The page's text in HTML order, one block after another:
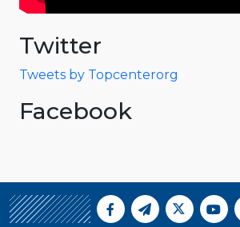
Twitter
Tweets by Topcenterorg
Facebook